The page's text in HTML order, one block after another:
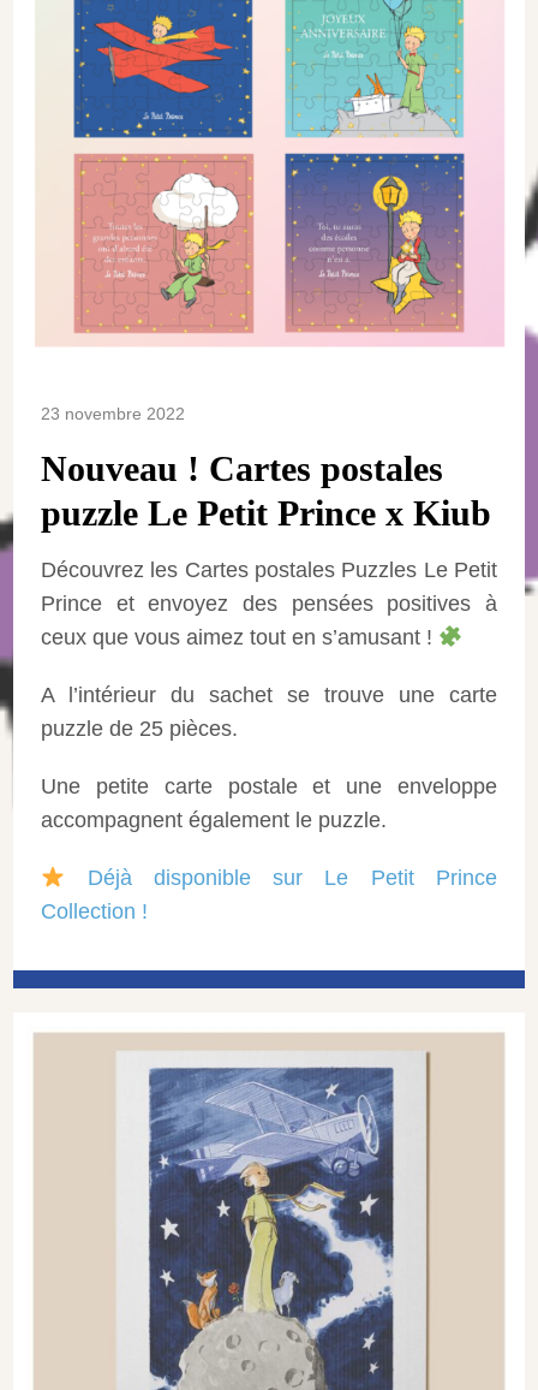
23 novembre 2022
Nouveau ! Cartes postales
puzzle Le Petit Prince x Kiub
Découvrez les Cartes postales Puzzles Le Petit
Prince et envoyez des pensées positives à
ceux que vous aimez tout en s’amusant !
A l’intérieur du sachet se trouve une carte
puzzle de 25 pièces.
Une petite carte postale et une enveloppe
accompagnent également le puzzle.
Déjà disponible sur Le Petit Prince
Collection !